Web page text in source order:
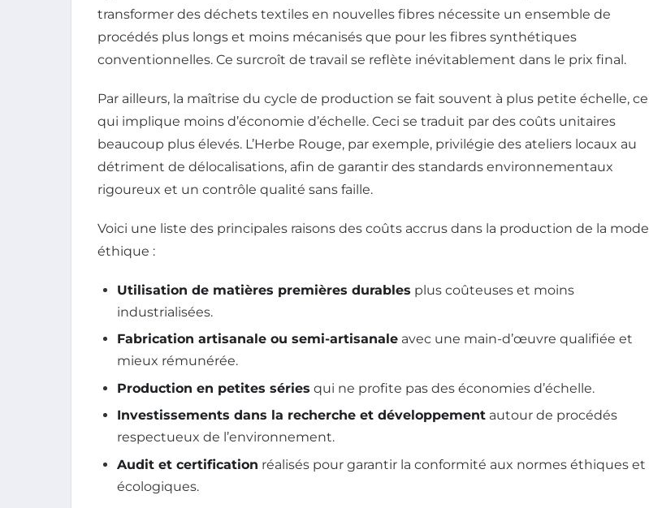
transformer des déchets textiles en nouvelles fibres nécessite un ensemble de
procédés plus longs et moins mécanisés que pour les fibres synthétiques
conventionnelles. Ce surcroît de travail se reflète inévitablement dans le prix final.
Par ailleurs, la maîtrise du cycle de production se fait souvent à plus petite échelle, ce
qui implique moins d’économie d’échelle. Ceci se traduit par des coûts unitaires
beaucoup plus élevés. L’Herbe Rouge, par exemple, privilégie des ateliers locaux au
détriment de délocalisations, afin de garantir des standards environnementaux
rigoureux et un contrôle qualité sans faille.
Voici une liste des principales raisons des coûts accrus dans la production de la mode
éthique :
Utilisation de matières premières durables plus coûteuses et moins
industrialisées.
Fabrication artisanale ou semi-artisanale avec une main-d’œuvre qualifiée et
mieux rémunérée.
Production en petites séries qui ne profite pas des économies d’échelle.
Investissements dans la recherche et développement autour de procédés
respectueux de l’environnement.
Audit et certification réalisés pour garantir la conformité aux normes éthiques et
écologiques.